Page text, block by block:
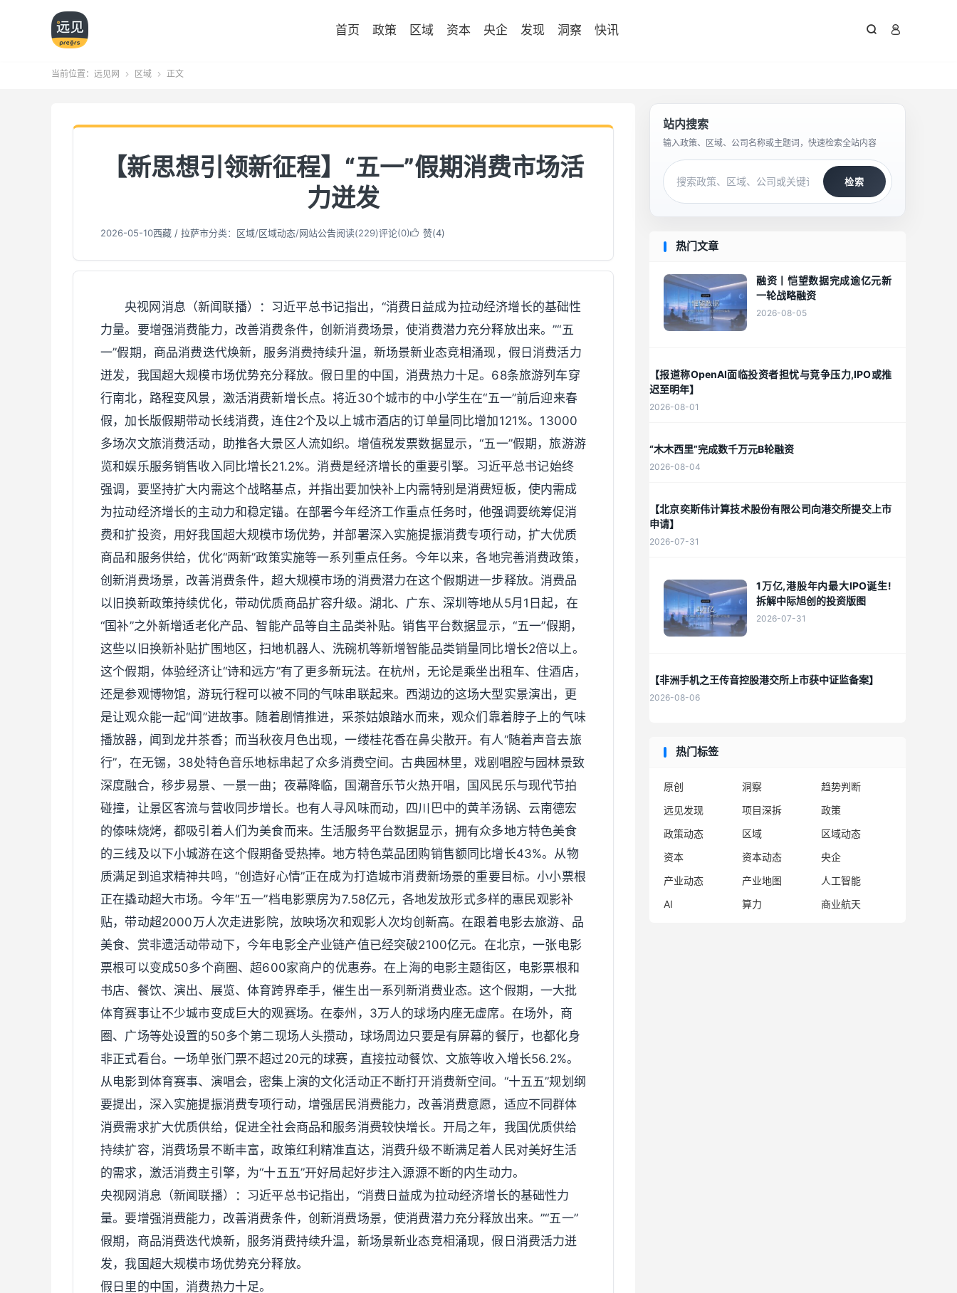
首页 政策 区域 资本 央企 发现 洞察 快讯  
当前位置： 远见网  区域  正文
【新思想引领新征程】“五一”假期消费市场活
力迸发
2026-05-10西藏 / 拉萨市分类： 区域/区域动态/网站公告阅读(229)评论(0) 赞(4)
央视网消息（新闻联播）：习近平总书记指出，“消费日益成为拉动经济增长的基础性
力量。要增强消费能力，改善消费条件，创新消费场景，使消费潜力充分释放出来。”“五
一”假期，商品消费迭代焕新，服务消费持续升温，新场景新业态竞相涌现，假日消费活力
迸发，我国超大规模市场优势充分释放。假日里的中国，消费热力十足。68条旅游列车穿
行南北，路程变风景，激活消费新增长点。将近30个城市的中小学生在“五一”前后迎来春
假，加长版假期带动长线消费，连住2个及以上城市酒店的订单量同比增加121%。13000
多场次文旅消费活动，助推各大景区人流如织。增值税发票数据显示，“五一”假期，旅游游
览和娱乐服务销售收入同比增长21.2%。消费是经济增长的重要引擎。习近平总书记始终
强调，要坚持扩大内需这个战略基点，并指出要加快补上内需特别是消费短板，使内需成
为拉动经济增长的主动力和稳定锚。在部署今年经济工作重点任务时，他强调要统筹促消
费和扩投资，用好我国超大规模市场优势，并部署深入实施提振消费专项行动，扩大优质
商品和服务供给，优化“两新”政策实施等一系列重点任务。今年以来，各地完善消费政策，
创新消费场景，改善消费条件，超大规模市场的消费潜力在这个假期进一步释放。消费品
以旧换新政策持续优化，带动优质商品扩容升级。湖北、广东、深圳等地从5月1日起，在
“国补”之外新增适老化产品、智能产品等自主品类补贴。销售平台数据显示，“五一”假期，
这些以旧换新补贴扩围地区，扫地机器人、洗碗机等新增智能品类销量同比增长2倍以上。
这个假期，体验经济让“诗和远方”有了更多新玩法。在杭州，无论是乘坐出租车、住酒店，
还是参观博物馆，游玩行程可以被不同的气味串联起来。西湖边的这场大型实景演出，更
是让观众能一起“闻”进故事。随着剧情推进，采茶姑娘踏水而来，观众们靠着脖子上的气味
播放器，闻到龙井茶香；而当秋夜月色出现，一缕桂花香在鼻尖散开。有人“随着声音去旅
行”，在无锡，38处特色音乐地标串起了众多消费空间。古典园林里，戏剧唱腔与园林景致
深度融合，移步易景、一景一曲；夜幕降临，国潮音乐节火热开唱，国风民乐与现代节拍
碰撞，让景区客流与营收同步增长。也有人寻风味而动，四川巴中的黄羊汤锅、云南德宏
的傣味烧烤，都吸引着人们为美食而来。生活服务平台数据显示，拥有众多地方特色美食
的三线及以下小城游在这个假期备受热捧。地方特色菜品团购销售额同比增长43%。从物
质满足到追求精神共鸣，“创造好心情”正在成为打造城市消费新场景的重要目标。小小票根
正在撬动超大市场。今年“五一”档电影票房为7.58亿元，各地发放形式多样的惠民观影补
贴，带动超2000万人次走进影院，放映场次和观影人次均创新高。在跟着电影去旅游、品
美食、赏非遗活动带动下，今年电影全产业链产值已经突破2100亿元。在北京，一张电影
票根可以变成50多个商圈、超600家商户的优惠券。在上海的电影主题街区，电影票根和
书店、餐饮、演出、展览、体育跨界牵手，催生出一系列新消费业态。这个假期，一大批
体育赛事让不少城市变成巨大的观赛场。在泰州，3万人的球场内座无虚席。在场外，商
圈、广场等处设置的50多个第二现场人头攒动，球场周边只要是有屏幕的餐厅，也都化身
非正式看台。一场单张门票不超过20元的球赛，直接拉动餐饮、文旅等收入增长56.2%。
从电影到体育赛事、演唱会，密集上演的文化活动正不断打开消费新空间。“十五五”规划纲
要提出，深入实施提振消费专项行动，增强居民消费能力，改善消费意愿，适应不同群体
消费需求扩大优质供给，促进全社会商品和服务消费较快增长。开局之年，我国优质供给
持续扩容，消费场景不断丰富，政策红利精准直达，消费升级不断满足着人民对美好生活
的需求，激活消费主引擎，为“十五五”开好局起好步注入源源不断的内生动力。
央视网消息（新闻联播）：习近平总书记指出，“消费日益成为拉动经济增长的基础性力
量。要增强消费能力，改善消费条件，创新消费场景，使消费潜力充分释放出来。”“五一”
假期，商品消费迭代焕新，服务消费持续升温，新场景新业态竞相涌现，假日消费活力迸
发，我国超大规模市场优势充分释放。
假日里的中国，消费热力十足。
站内搜索
输入政策、区域、公司名称或主题词，快速检索全站内容
检索
热门文章
融资丨恺望数据完成逾亿元新
一轮战略融资
2026-08-05
【报道称OpenAI面临投资者担忧与竞争压力,IPO或推
迟至明年】
2026-08-01
“木木西里”完成数千万元B轮融资
2026-08-04
【北京奕斯伟计算技术股份有限公司向港交所提交上市
申请】
2026-07-31
1万亿,港股年内最大IPO诞生!
拆解中际旭创的投资版图
2026-07-31
【非洲手机之王传音控股港交所上市获中证监备案】
2026-08-06
热门标签
原创 洞察
趋势判断
远见发现
项目深拆
政策
政策动态
区域
区域动态
资本
资本动态
央企
产业动态
产业地图
人工智能
AI
算力 商业航天